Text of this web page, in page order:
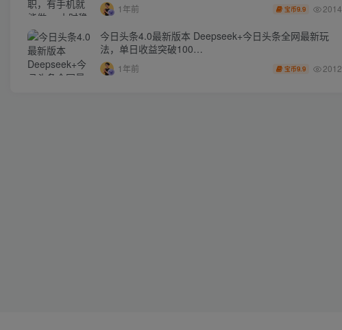
1年前 宝币9.9 2014
今日头条4.0最新版本 Deepseek+今日头条全网最新玩
法，单日收益突破100…
1年前 宝币9.9 2012